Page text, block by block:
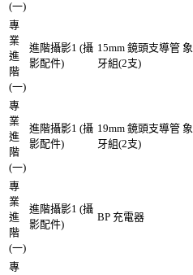
(一)
專
業
進
階
(一)
進階攝影1 (攝
影配件)
15mm 鏡頭支導管 象
牙組(2支)
專
業
進
階
(一)
進階攝影1 (攝
影配件)
19mm 鏡頭支導管 象
牙組(2支)
專
業
進
階
(一)
進階攝影1 (攝
影配件)
BP 充電器
專